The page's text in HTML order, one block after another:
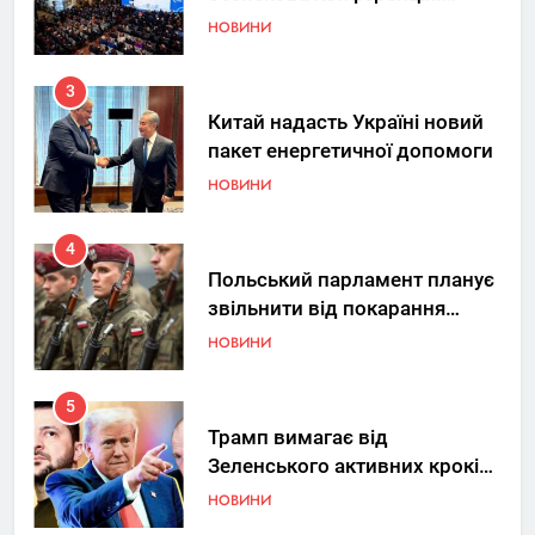
Україна знову у фокусі світу
НОВИНИ
3
Китай надасть Україні новий
пакет енергетичної допомоги
НОВИНИ
4
Польський парламент планує
звільнити від покарання
добровольців ЗСУ
НОВИНИ
5
Трамп вимагає від
Зеленського активних кроків
у мирному процесі
НОВИНИ